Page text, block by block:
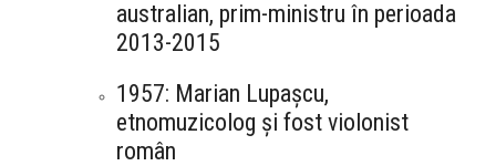
australian, prim-ministru în perioada
2013-2015
1957: Marian Lupașcu,
etnomuzicolog și fost violonist
român